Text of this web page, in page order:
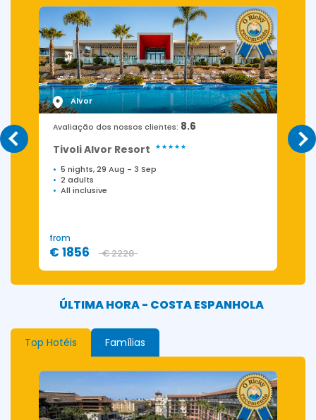
Alvor
Avaliação dos nossos clientes: 8.6
Tivoli Alvor Resort
5 nights, 29 Aug - 3 Sep
2 adults
All inclusive
from
€ 1856 € 2228
ÚLTIMA HORA - COSTA ESPANHOLA
Top Hotéis Famílias